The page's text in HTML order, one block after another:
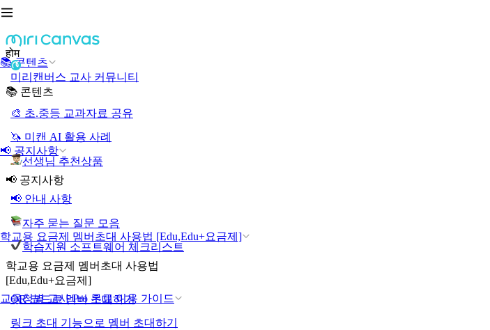
📚 콘텐츠
📢 공지사항
학교용 요금제 멤버초대 사용법 [Edu,Edu+요금제]
교육청별 교사 Pro 무료 이용 가이드
होम
미리캔버스 교사 커뮤니티
📚 콘텐츠
🎨 초.중등 교과자료 공유
🦄 미캔 AI 활용 사례
선생님 추천상품
📢 공지사항
📢 안내 사항
자주 묻는 질문 모음
학습지원 소프트웨어 체크리스트
학교용 요금제 멤버초대 사용법
[Edu,Edu+요금제]
QR 코드로 멤버 초대하기
링크 초대 기능으로 멤버 초대하기